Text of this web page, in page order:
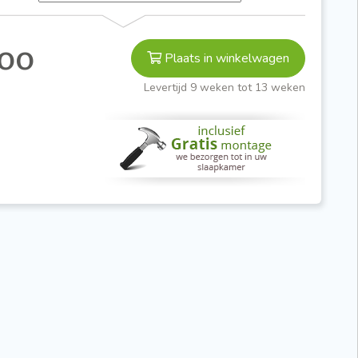
Plaats in winkelwagen
Levertijd 9 weken tot 13 weken